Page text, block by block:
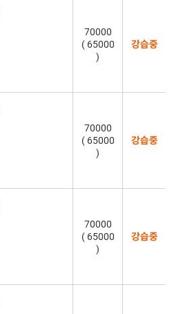
70000
( 65000
)
강습중
70000
( 65000
)
강습중
70000
( 65000
)
강습중